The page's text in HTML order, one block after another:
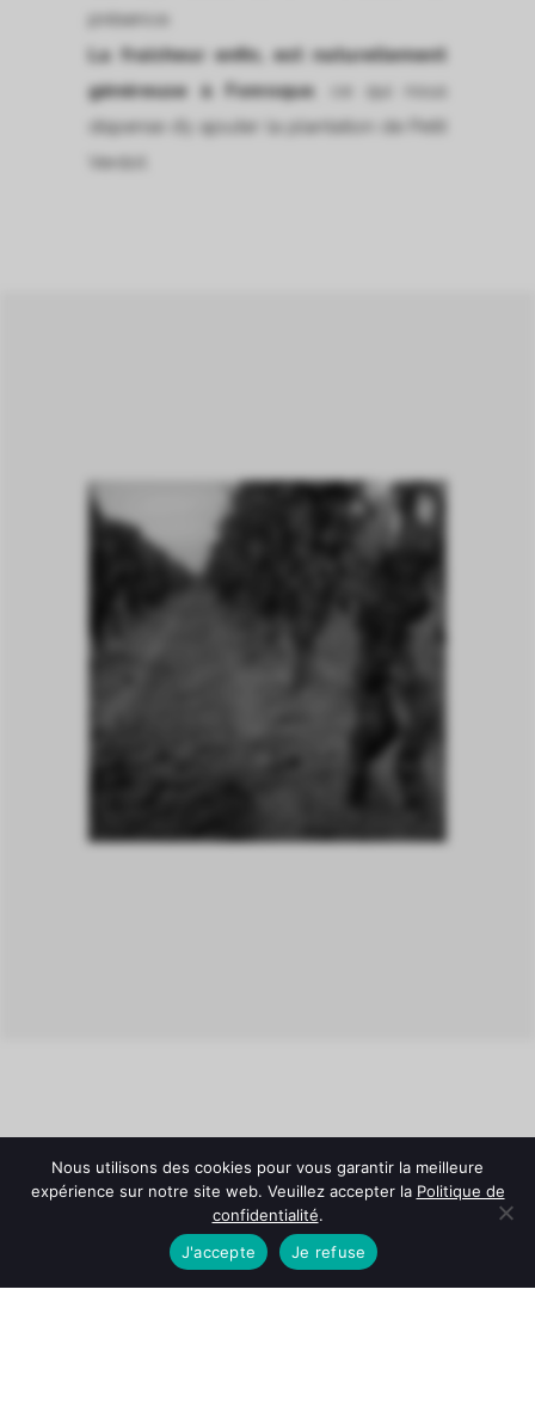
présence.
La fraîcheur enfin, est naturellement
généreuse à Fonroque , ce qui nous
dispense d’y ajouter la plantation de Petit
Verdot.
© Château Fonroque -Mentions légales
confidentialité-Conditions Générales de Vente
Nous utilisons des cookies pour vous garantir la meilleure
expérience sur notre site web. Veuillez accepter la Politique de
confidentialité.
J'accepte
Je refuse